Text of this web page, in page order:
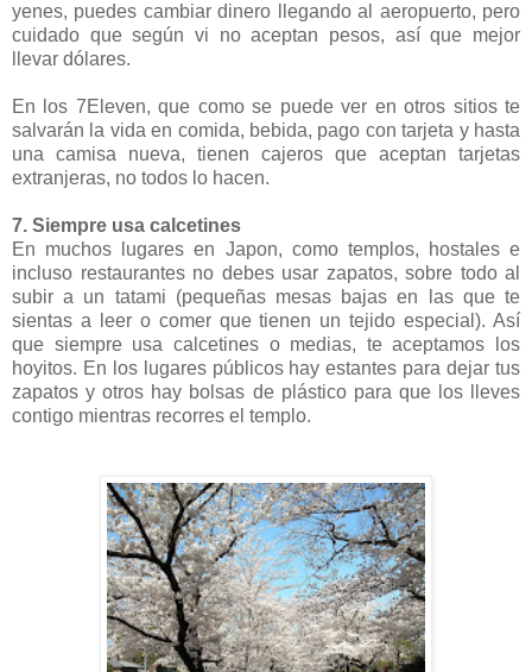
yenes, puedes cambiar dinero llegando al aeropuerto, pero
cuidado que según vi no aceptan pesos, así que mejor
llevar dólares.
En los 7Eleven, que como se puede ver en otros sitios te
salvarán la vida en comida, bebida, pago con tarjeta y hasta
una camisa nueva, tienen cajeros que aceptan tarjetas
extranjeras, no todos lo hacen.
7. Siempre usa calcetines
En muchos lugares en Japon, como templos, hostales e
incluso restaurantes no debes usar zapatos, sobre todo al
subir a un tatami (pequeñas mesas bajas en las que te
sientas a leer o comer que tienen un tejido especial). Así
que siempre usa calcetines o medias, te aceptamos los
hoyitos. En los lugares públicos hay estantes para dejar tus
zapatos y otros hay bolsas de plástico para que los lleves
contigo mientras recorres el templo.